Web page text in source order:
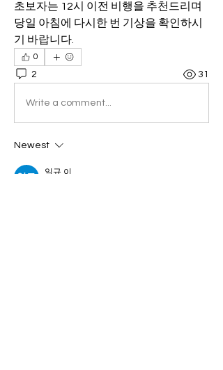
초보자는 12시 이전 비행을 추천드리며
당일 아침에 다시한 번 기상을 확인하시
기 바랍니다.
0
2 31
Write a comment...
Newest
일규 이